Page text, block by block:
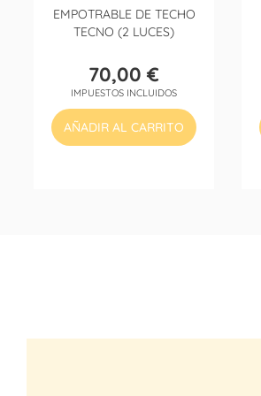
EMPOTRABLE DE TECHO
TECNO (2 LUCES)
Precio
70,00 €
IMPUESTOS INCLUIDOS
AÑADIR AL CARRITO